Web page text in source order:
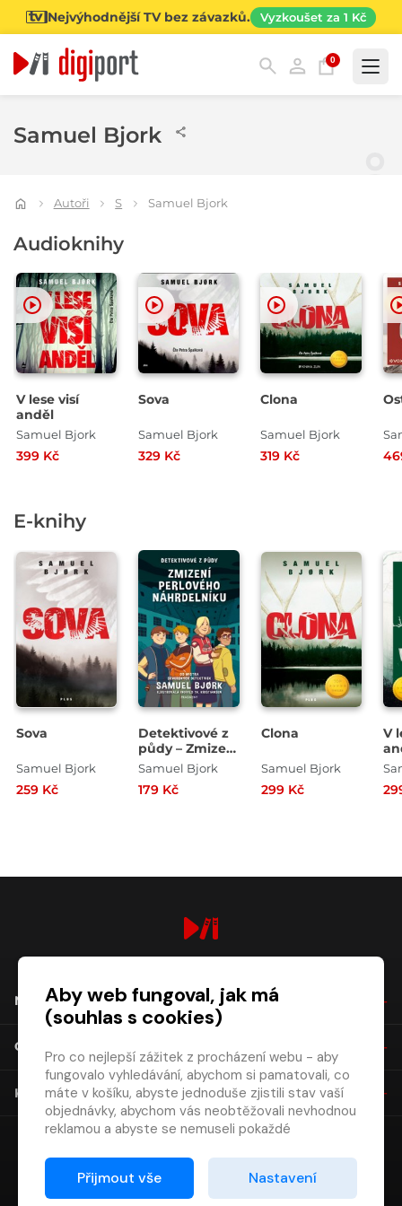
Nejvýhodnější TV bez závazků. Vyzkoušet za 1 Kč
0
Samuel Bjork
Autoři S Samuel Bjork
Audioknihy
V lese visí
anděl
Samuel Bjork
399 Kč
Sova
Samuel Bjork
329 Kč
Clona
Samuel Bjork
319 Kč
E-knihy
Sova
Samuel Bjork
259 Kč
Detektivové z
půdy – Zmizení
perlového
náhrdelníku
Samuel Bjork
179 Kč
Clona
Samuel Bjork
299 Kč
V
NÁKUP
O SPOLEČNOSTI
KONTAKT
Aby web fungoval, jak má
(souhlas s cookies)
Pro co nejlepší zážitek z procházení webu - aby
fungovalo vyhledávání, abychom si pamatovali, co
máte v košíku, abyste jednoduše zjistili stav vaší
objednávky, abychom vás neobtěžovali nevhodnou
reklamou a abyste se nemuseli pokaždé
Proto od vás potřebujeme souhlas se
zpracováním souborů cookies
Přijmout vše Nastavení